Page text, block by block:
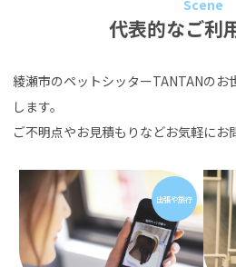
Scene
代表的なご利
綾瀬市のペットシッターTANTANのお
します。
ご不明点やお見積もりなどお気軽にお
出張や旅行